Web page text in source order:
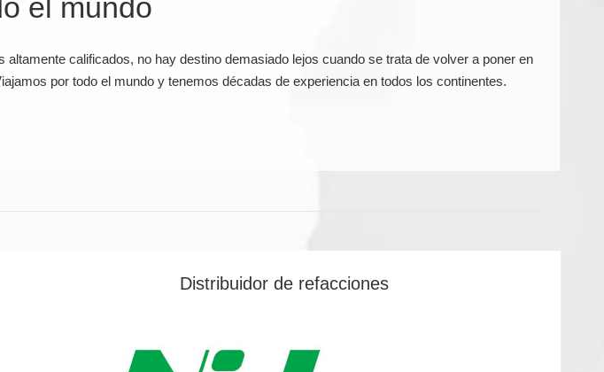
el mundo
altamente calificados, no hay destino demasiado lejos cuando se trata de volver a poner en
por todo el mundo y tenemos décadas de experiencia en todos los continentes.
Distribuidor de refacciones